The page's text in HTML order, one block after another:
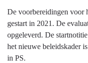
De voorbereidingen voor
gestart in 2021. De
opgeleverd. De
het nieuwe beleidskader
in PS.